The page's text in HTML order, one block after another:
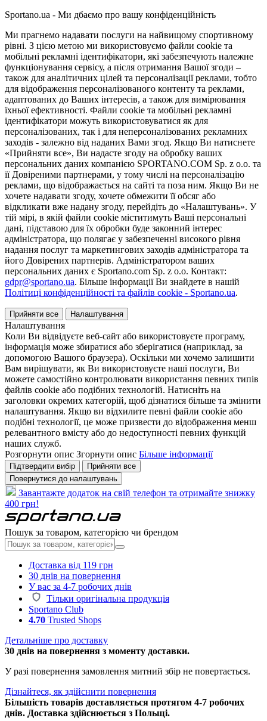
Sportano.ua - Ми дбаємо про вашу конфіденційність
Ми прагнемо надавати послуги на найвищому спортивному
рівні. З цією метою ми використовуємо файли cookie та
мобільні рекламні ідентифікатори, які забезпечують належне
функціонування сервісу, а після отримання Вашої згоди –
також для аналітичних цілей та персоналізації реклами, тобто
для відображення персоналізованого контенту та реклами,
адаптованих до Ваших інтересів, а також для вимірювання
їхньої ефективності. Файли cookie та мобільні рекламні
ідентифікатори можуть використовуватися як для
персоналізованих, так і для неперсоналізованих рекламних
заходів - залежно від наданих Вами згод. Якщо Ви натиснете
«Прийняти все», Ви надасте згоду на обробку ваших
персональних даних компанією SPORTANO.COM Sp. z o.o. та
її Довіреними партнерами, у тому числі на персоналізацію
реклами, що відображається на сайті та поза ним. Якщо Ви не
хочете надавати згоду, хочете обмежити її обсяг або
відкликати вже надану згоду, перейдіть до «Налаштувань». У
тій мірі, в якій файли cookie міститимуть Ваші персональні
дані, підставою для їх обробки буде законний інтерес
адміністратора, що полягає у забезпеченні високого рівня
надання послуг та маркетингових заходів адміністратора та
його Довірених партнерів. Адміністратором ваших
персональних даних є Sportano.com Sp. z o.o. Контакт:
gdpr@sportano.ua. Більше інформації Ви знайдете в нашій
Політиці конфіденційності та файлів cookie - Sportano.ua.
Прийняти все Налаштування
Налаштування
Коли Ви відвідуєте веб-сайт або використовуєте програму,
інформація може збиратися або зберігатися (наприклад, за
допомогою Вашого браузера). Оскільки ми хочемо залишити
Вам вирішувати, як Ви використовуєте наші послуги, Ви
можете самостійно контролювати використання певних типів
файлів cookie або подібних технологій. Натисніть на
заголовки окремих категорій, щоб дізнатися більше та змінити
налаштування. Якщо ви відхилите певні файли cookie або
подібні технології, це може призвести до відображення менш
релевантного вмісту або до недоступності певних функцій
наших служб.
Розгорнути опис Згорнути опис Більше інформації
Підтвердити вибір
Прийняти все
Повернутися до налаштувань
Завантажте додаток на свій телефон та отримайте знижку
400 грн!
Пошук за товаром, категорією чи брендом
Доставка від 119 грн
30 днів на повернення
У вас за 4-7 робочих днів
Тільки оригінальна продукція
Sportano Club
4.70 Trusted Shops
Детальніше про доставку
30 днів на повернення з моменту доставки.
У разі повернення замовлення митний збір не повертається.
Дізнайтеся, як здійснити повернення
Більшість товарів доставляється протягом 4-7 робочих
днів. Доставка здійснюється з Польщі.